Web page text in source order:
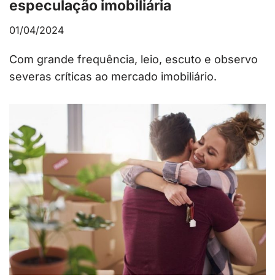
especulação imobiliária
01/04/2024
Com grande frequência, leio, escuto e observo
severas críticas ao mercado imobiliário.